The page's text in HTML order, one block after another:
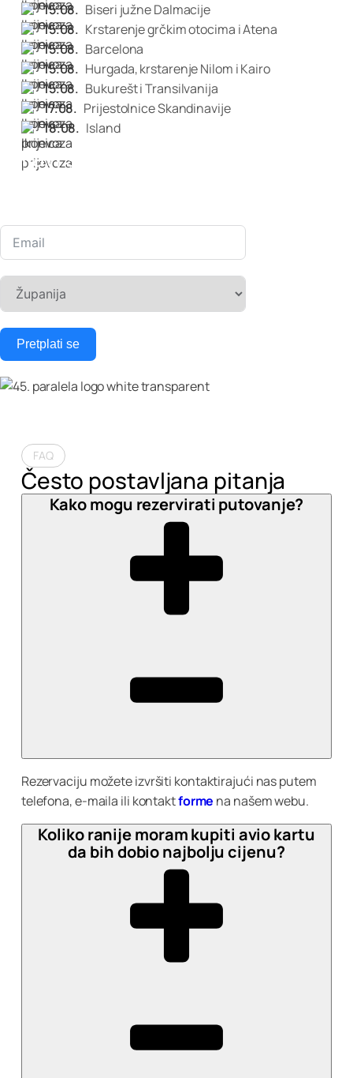
15.08. Biseri južne Dalmacije
15.08. Krstarenje grčkim otocima i Atena
15.08. Barcelona
15.08. Hurgada, krstarenje Nilom i Kairo
15.08. Bukurešt i Transilvanija
17.08. Prijestolnice Skandinavije
18.08. Island
Prijavi se na naš Newsletter
Pretplati se
FAQ
Često postavljana pitanja
Kako mogu rezervirati putovanje?
Rezervaciju možete izvršiti kontaktirajući nas putem
telefona, e-maila ili kontaktforme na našem webu.
Koliko ranije moram kupiti avio kartu
da bih dobio najbolju cijenu?